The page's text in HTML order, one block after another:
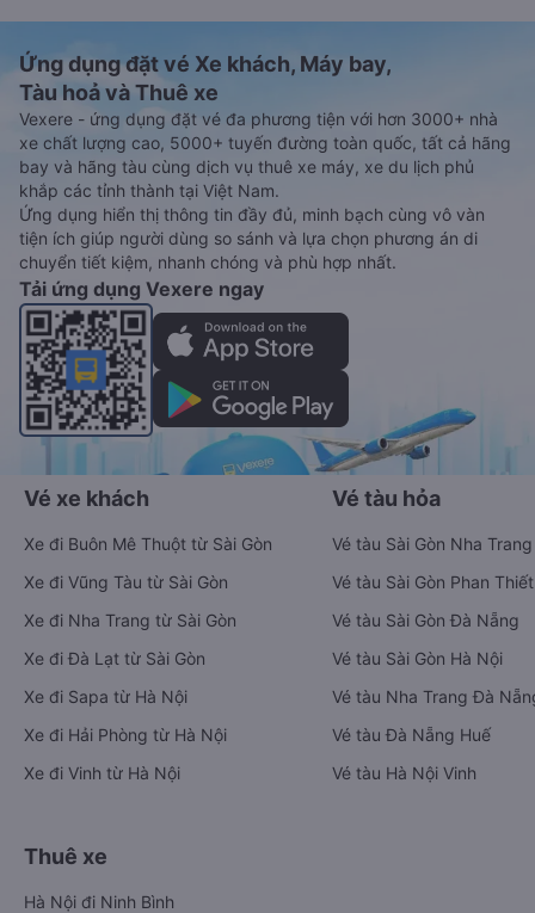
Ứng dụng đặt vé Xe khách, Máy bay,
Tàu hoả và Thuê xe
Vexere - ứng dụng đặt vé đa phương tiện với hơn 3000+ nhà
xe chất lượng cao, 5000+ tuyến đường toàn quốc, tất cả hãng
bay và hãng tàu cùng dịch vụ thuê xe máy, xe du lịch phủ
khắp các tỉnh thành tại Việt Nam.
Ứng dụng hiển thị thông tin đầy đủ, minh bạch cùng vô vàn
tiện ích giúp người dùng so sánh và lựa chọn phương án di
chuyển tiết kiệm, nhanh chóng và phù hợp nhất.
Tải ứng dụng Vexere ngay
Vé xe khách
Xe đi Buôn Mê Thuột từ Sài Gòn
Xe đi Vũng Tàu từ Sài Gòn
Xe đi Nha Trang từ Sài Gòn
Xe đi Đà Lạt từ Sài Gòn
Xe đi Sapa từ Hà Nội
Xe đi Hải Phòng từ Hà Nội
Xe đi Vinh từ Hà Nội
Vé tàu hỏa
Vé tàu Sài Gòn Nha Trang
Vé tàu Sài Gòn Phan Thiết
Vé tàu Sài Gòn Đà Nẵng
Vé tàu Sài Gòn Hà Nội
Vé tàu Nha Trang Đà
Vé tàu Đà Nẵng Huế
Vé tàu Hà Nội Vinh
Thuê xe
Hà Nội đi Ninh Bình